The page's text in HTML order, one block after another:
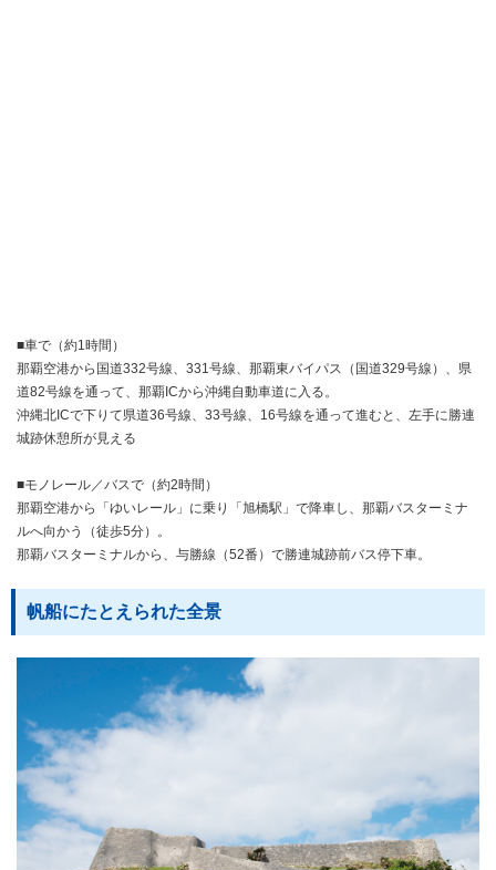
■車で（約1時間）
那覇空港から国道332号線、331号線、那覇東バイパス（国道329号線）、県
道82号線を通って、那覇ICから沖縄自動車道に入る。
沖縄北ICで下りて県道36号線、33号線、16号線を通って進むと、左手に勝連
城跡休憩所が見える
■モノレール／バスで（約2時間）
那覇空港から「ゆいレール」に乗り「旭橋駅」で降車し、那覇バスターミナ
ルへ向かう（徒歩5分）。
那覇バスターミナルから、与勝線（52番）で勝連城跡前バス停下車。
帆船にたとえられた全景